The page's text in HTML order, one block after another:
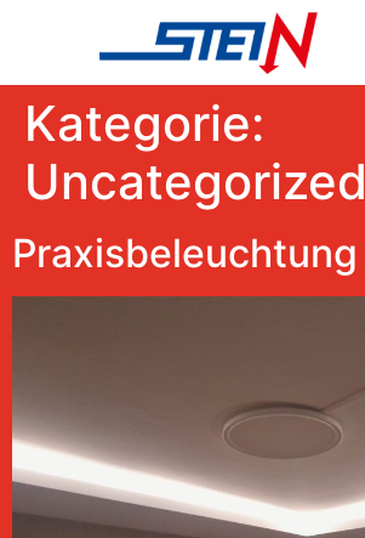
Kategorie:
Uncategorized
Praxisbeleuchtung